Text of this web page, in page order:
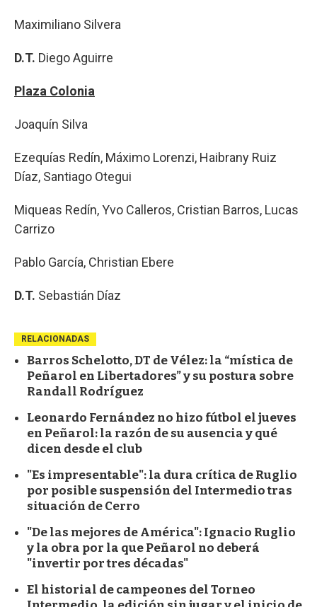
Maximiliano Silvera
D.T. Diego Aguirre
Plaza Colonia
Joaquín Silva
Ezequías Redín, Máximo Lorenzi, Haibrany Ruiz
Díaz, Santiago Otegui
Miqueas Redín, Yvo Calleros, Cristian Barros, Lucas
Carrizo
Pablo García, Christian Ebere
D.T. Sebastián Díaz
RELACIONADAS
Barros Schelotto, DT de Vélez: la “mística de
Peñarol en Libertadores” y su postura sobre
Randall Rodríguez
Leonardo Fernández no hizo fútbol el jueves
en Peñarol: la razón de su ausencia y qué
dicen desde el club
"Es impresentable": la dura crítica de Ruglio
por posible suspensión del Intermedio tras
situación de Cerro
"De las mejores de América": Ignacio Ruglio
y la obra por la que Peñarol no deberá
"invertir por tres décadas"
El historial de campeones del Torneo